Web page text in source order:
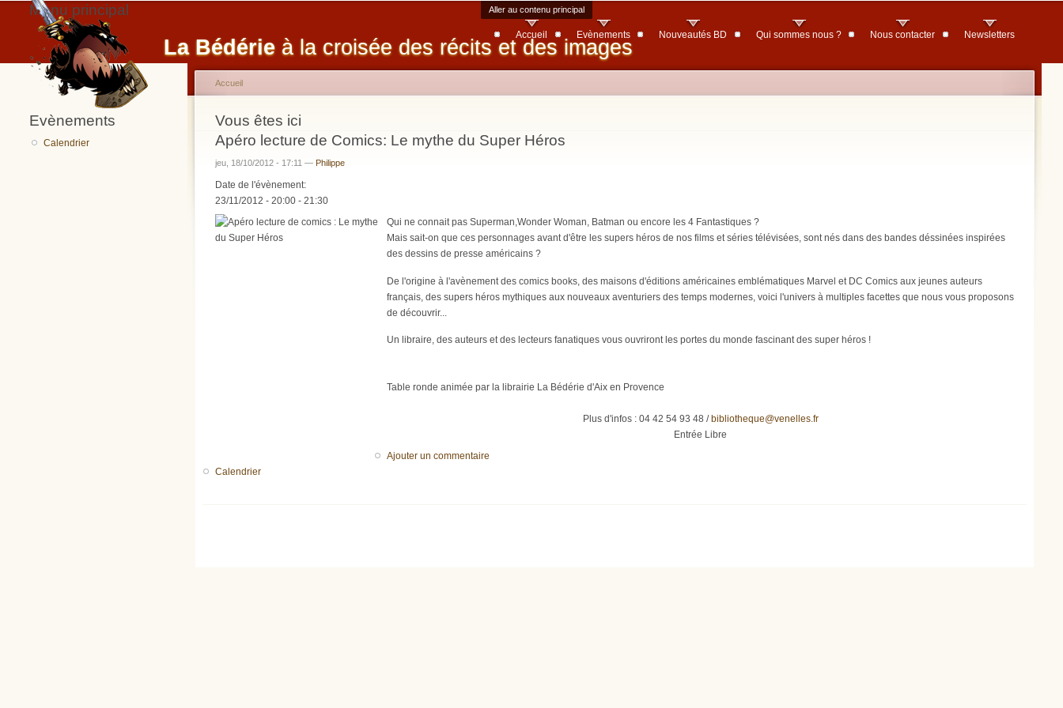
Aller au contenu principal
La Bédérie à la croisée des récits et des images
Menu principal
Accueil Evènements Nouveautés BD Qui sommes nous ? Nous contacter Newsletters
Evènements
Calendrier
Vous êtes ici
Accueil
Apéro lecture de Comics: Le mythe du Super Héros
jeu, 18/10/2012 - 17:11 — Philippe
Date de l'évènement:
23/11/2012 - 20:00 - 21:30
Qui ne connait pas Superman,Wonder Woman, Batman ou encore les 4 Fantastiques ?
Mais sait-on que ces personnages avant d'être les supers héros de nos films et séries télévisées, sont nés dans des bandes déssinées inspirées
des dessins de presse américains ?
De l'origine à l'avènement des comics books, des maisons d'éditions américaines emblématiques Marvel et DC Comics aux jeunes auteurs
français, des supers héros mythiques aux nouveaux aventuriers des temps modernes, voici l'univers à multiples facettes que nous vous proposons
de découvrir...
Un libraire, des auteurs et des lecteurs fanatiques vous ouvriront les portes du monde fascinant des super héros !
Table ronde animée par la librairie La Bédérie d'Aix en Provence
Plus d'infos : 04 42 54 93 48 / bibliotheque@venelles.fr
Entrée Libre
Ajouter un commentaire
Calendrier